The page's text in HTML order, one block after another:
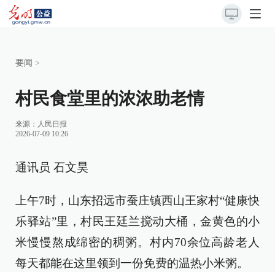
要闻 >
村民食堂里的浓浓助老情
来源： 人民日报
2026-07-09 10:26
通讯员 石文昊
上午7时，山东招远市蚕庄镇西山王家村“健康快
乐驿站”里，村民王廷兰搅动大桶，金黄色的小
米慢慢熬成绵密的稠粥。村内70余位高龄老人
每天都能在这里领到一份免费的温热小米粥。